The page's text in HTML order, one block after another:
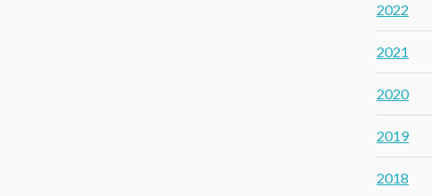
2022
2021
2020
2019
2018